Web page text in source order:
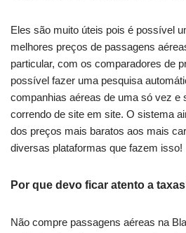
Eles são muito úteis pois é possível
melhores preços de passagens
particular, com os comparadores de
possível fazer uma pesquisa
companhias aéreas de uma só vez e
correndo de site em site. O sistema
dos preços mais baratos aos mais
diversas plataformas que fazem isso!
Por que devo ficar atento a
Não compre passagens aéreas na